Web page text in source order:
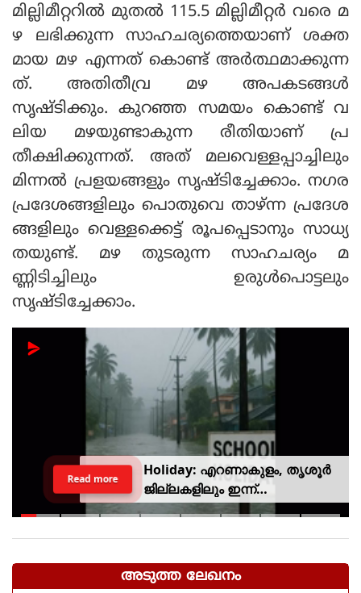
മില്ലിമീറ്ററില്‍ മുതല്‍ 115.5 മില്ലിമീറ്റര്‍ വരെ മ
ഴ ലഭിക്കുന്ന സാഹചര്യത്തെയാണ് ശക്ത
മായ മഴ എന്നത് കൊണ്ട് അര്‍ത്ഥമാക്കുന്ന
ത്. അതിതീവ്ര മഴ അപകടങ്ങള്‍
സൃഷ്ടിക്കും. കുറഞ്ഞ സമയം കൊണ്ട് വ
ലിയ മഴയുണ്ടാകുന്ന രീതിയാണ് പ്ര
തീക്ഷിക്കുന്നത്. അത് മലവെള്ളപ്പാച്ചിലും
മിന്നല്‍ പ്രളയങ്ങളും സൃഷ്ടിച്ചേക്കാം. നഗര
പ്രദേശങ്ങളിലും പൊതുവെ താഴ്ന്ന പ്രദേശ
ങ്ങളിലും വെള്ളക്കെട്ട് രൂപപ്പെടാനും സാധ്യ
തയുണ്ട്. മഴ തുടരുന്ന സാഹചര്യം മ
ണ്ണിടിച്ചിലും ഉരുള്‍പൊട്ടലും
സൃഷ്ടിച്ചേക്കാം.
Holiday: എറണാകുളം, തൃശൂർ
ജില്ലകളിലും ഇന്ന്
അവധിയാണേ..!
Read more
അടുത്ത ലേഖനം